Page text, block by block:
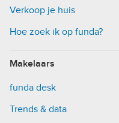
Verkoop je huis
Hoe zoek ik op funda?
Makelaars
funda desk
Trends & data